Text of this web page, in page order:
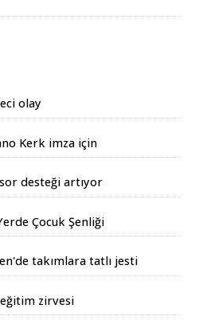
olay
Kerk imza için
desteği artıyor
Çocuk Şenliği
takımlara tatlı jesti
zirvesi